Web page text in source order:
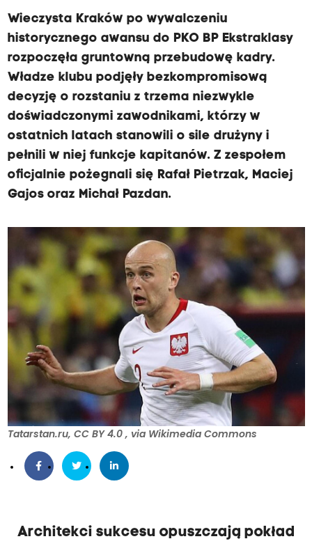
Wieczysta Kraków po wywalczeniu
historycznego awansu do PKO BP Ekstraklasy
rozpoczęła gruntowną przebudowę kadry.
Władze klubu podjęły bezkompromisową
decyzję o rozstaniu z trzema niezwykle
doświadczonymi zawodnikami, którzy w
ostatnich latach stanowili o sile drużyny i
pełnili w niej funkcje kapitanów. Z zespołem
oficjalnie pożegnali się Rafał Pietrzak, Maciej
Gajos oraz Michał Pazdan.
Tatarstan.ru, CC BY 4.0, via Wikimedia Commons
Architekci sukcesu opuszczają pokład